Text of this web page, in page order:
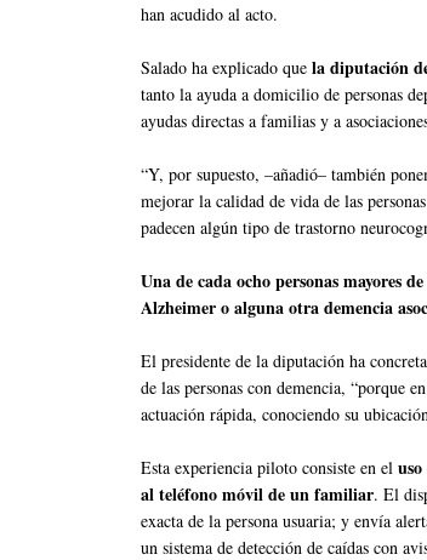
han acudido al acto.
Salado ha explicado que la diputación
tanto la ayuda a domicilio de personas
ayudas directas a familias y a
“Y, por supuesto, –añadió– también
mejorar la calidad de vida de las
padecen algún tipo de trastorno
Una de cada ocho personas mayores
Alzheimer o alguna otra demencia
El presidente de la diputación ha
de las personas con demencia, “porque
actuación rápida, conociendo su
Esta experiencia piloto consiste en el
al teléfono móvil de un familiar. El
exacta de la persona usuaria; y envía
un sistema de detección de caídas con